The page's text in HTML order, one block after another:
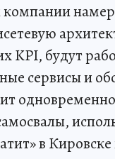
будут
сервисы и
одновременно
в Кировске